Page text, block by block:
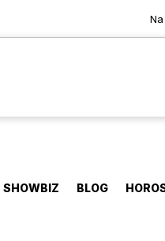
SHOWBIZ BLOG